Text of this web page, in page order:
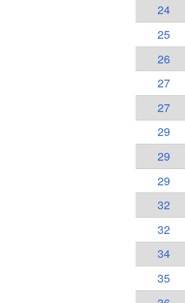
24
25
26
27
27
29
29
29
32
32
34
35